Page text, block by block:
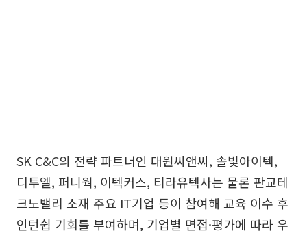
SK C&C의 전략 파트너인 대원씨앤씨, 솔빛아이텍,
디투엘, 퍼니웍, 이텍커스, 티라유텍사는 물론 판교테
크노밸리 소재 주요 IT기업 등이 참여해 교육 이수 후
인턴쉽 기회를 부여하며, 기업별 면접·평가에 따라 우